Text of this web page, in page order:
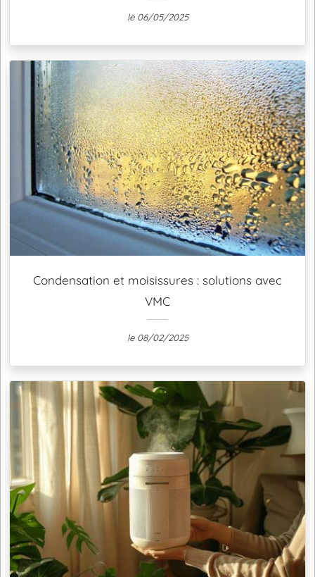
le 06/05/2025
Condensation et moisissures : solutions avec
VMC
le 08/02/2025